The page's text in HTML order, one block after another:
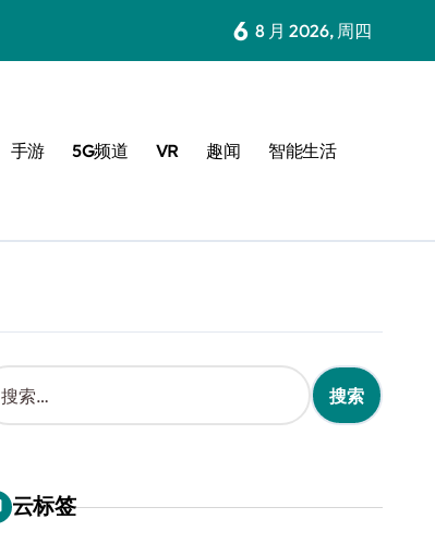
6 8 月 2026, 周四
手游 5G频道 VR 趣闻 智能生活
云标签